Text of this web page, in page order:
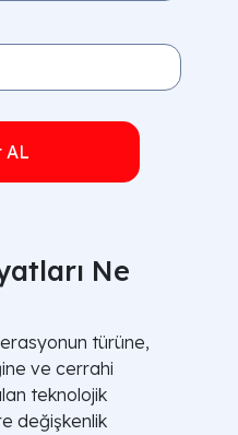
AL
Ne
türüne,
ve cerrahi
teknolojik
değişkenlik